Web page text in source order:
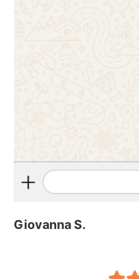
Giovanna S.